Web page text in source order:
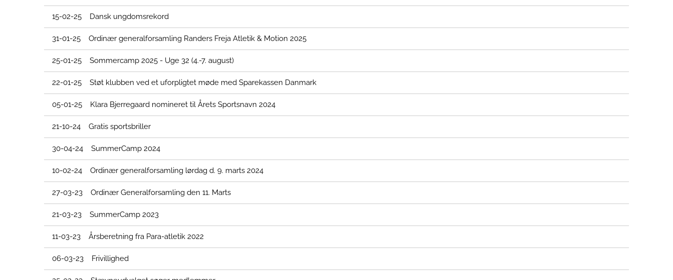
15-02-25 Dansk ungdomsrekord
31-01-25 Ordinær generalforsamling Randers Freja Atletik & Motion 2025
25-01-25 Sommercamp 2025 - Uge 32 (4.-7. august)
22-01-25 Støt klubben ved et uforpligtet møde med Sparekassen Danmark
05-01-25 Klara Bjerregaard nomineret til Årets Sportsnavn 2024
21-10-24 Gratis sportsbriller
30-04-24 SummerCamp 2024
10-02-24 Ordinær generalforsamling lørdag d. 9. marts 2024
27-03-23 Ordinær Generalforsamling den 11. Marts
21-03-23 SummerCamp 2023
11-03-23 Årsberetning fra Para-atletik 2022
06-03-23 Frivillighed